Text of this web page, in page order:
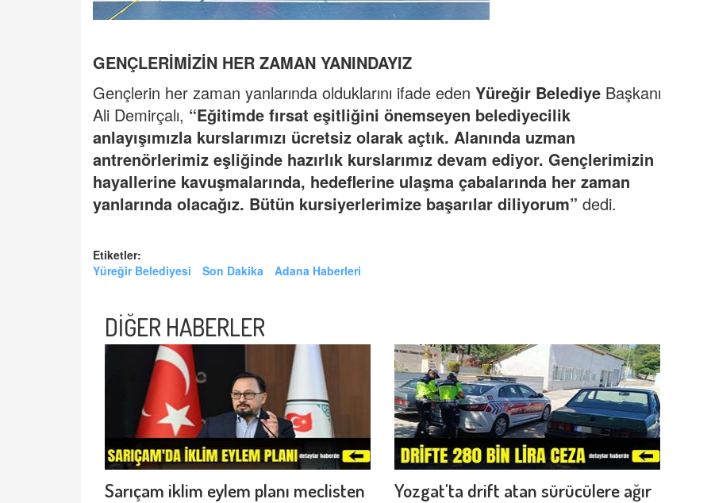
GENÇLERİMİZİN HER ZAMAN YANINDAYIZ
Gençlerin her zaman yanlarında olduklarını ifade eden Yüreğir Belediye Başkanı
Ali Demirçalı, “Eğitimde fırsat eşitliğini önemseyen belediyecilik
anlayışımızla kurslarımızı ücretsiz olarak açtık. Alanında uzman
antrenörlerimiz eşliğinde hazırlık kurslarımız devam ediyor. Gençlerimizin
hayallerine kavuşmalarında, hedeflerine ulaşma çabalarında her zaman
yanlarında olacağız. Bütün kursiyerlerimize başarılar diliyorum” dedi.
Etiketler:
Yüreğir Belediyesi
Son Dakika Adana Haberleri
DİĞER HABERLER
Sarıçam iklim eylem planı meclisten
Yozgat'ta drift atan sürücülere ağır